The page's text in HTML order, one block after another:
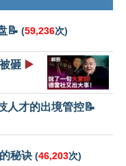
📝 (59,236次)
砸 ▶️
人才的出境管控📝
秘诀 (46,203次)